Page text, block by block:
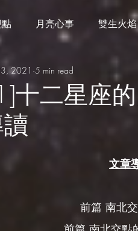
月亮心事 雙生火焰
四季心境 星座週運
十二星座
2021 5 min read
文章
前篇 南北